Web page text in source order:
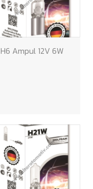
H6 Ampul 12V 6W